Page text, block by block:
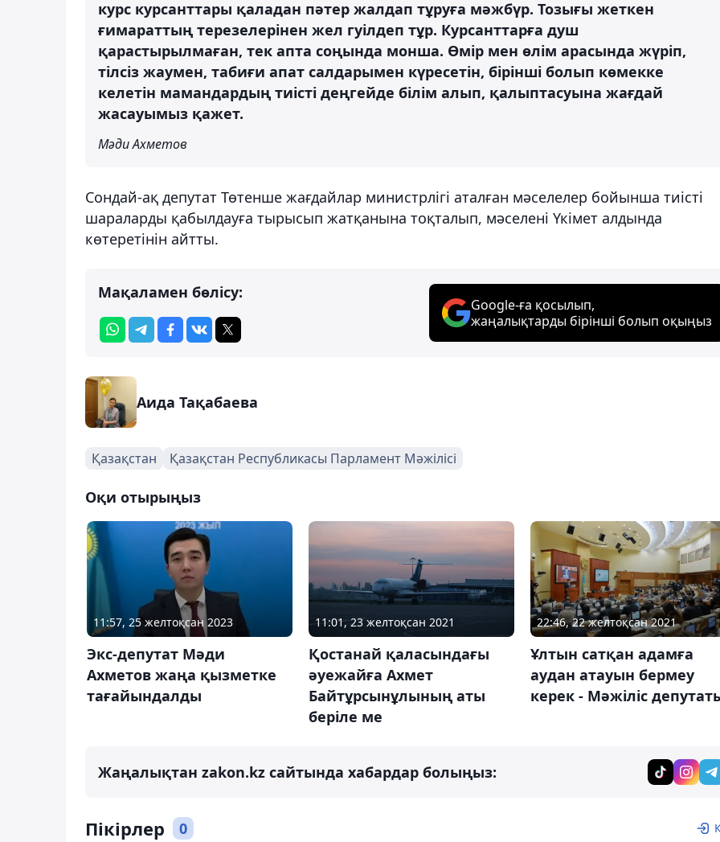
курс курсанттары қаладан пәтер жалдап тұруға мәжбүр. Тозығы жеткен
ғимараттың терезелерінен жел гуілдеп тұр. Курсанттарға душ
қарастырылмаған, тек апта соңында монша. Өмір мен өлім арасында жүріп,
тілсіз жаумен, табиғи апат салдарымен күресетін, бірінші болып көмекке
келетін мамандардың тиісті деңгейде білім алып, қалыптасуына жағдай
жасауымыз қажет.
Мәди Ахметов
Сондай-ақ депутат Төтенше жағдайлар министрлігі аталған мәселелер бойынша тиісті
шараларды қабылдауға тырысып жатқанына тоқталып, мәселені Үкімет алдында
көтеретінін айтты.
Мақаламен бөлісу:
Google-ға қосылып,
жаңалықтарды бірінші болып оқыңыз
Аида Тақабаева
Қазақстан Қазақстан Республикасы Парламент Мәжілісі
Оқи отырыңыз
11:57, 25 желтоқсан 2023
Экс-депутат Мәди
Ахметов жаңа қызметке
тағайындалды
11:01, 23 желтоқсан 2021
Қостанай қаласындағы
әуежайға Ахмет
Байтұрсынұлының аты
беріле ме
22:46, 22 желтоқсан 2021
Ұлтын сатқан адамға
аудан атауын бермеу
керек - Мәжіліс
Жаңалықтан zakon.kz сайтында хабардар болыңыз:
Пікірлер 0